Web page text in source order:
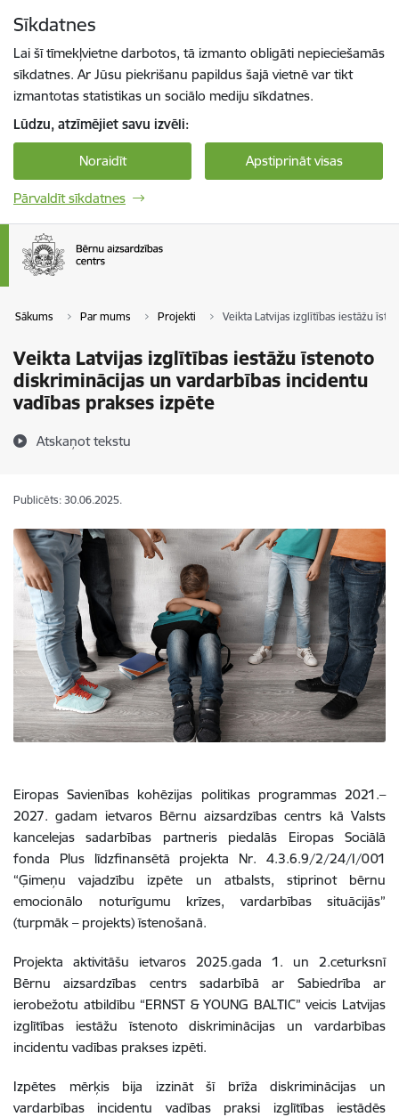
Sīkdatnes
Lai šī tīmekļvietne darbotos, tā izmanto obligāti nepieciešamās
sīkdatnes. Ar Jūsu piekrišanu papildus šajā vietnē var tikt
izmantotas statistikas un sociālo mediju sīkdatnes.
Lūdzu, atzīmējiet savu izvēli:
Noraidīt Apstiprināt visas
Pārvaldīt sīkdatnes
Sākums Par mums Projekti Veikta Latvijas izglītības iestāžu
Veikta Latvijas izglītības iestāžu īstenoto
diskriminācijas un vardarbības incidentu
vadības prakses izpēte
Atskaņot tekstu
Publicēts: 30.06.2025.
Eiropas Savienības kohēzijas politikas programmas 2021.–
2027. gadam ietvaros Bērnu aizsardzības centrs kā Valsts
kancelejas sadarbības partneris piedalās Eiropas Sociālā
fonda Plus līdzfinansētā projekta Nr. 4.3.6.9/2/24/I/001
“Ģimeņu vajadzību izpēte un atbalsts, stiprinot bērnu
emocionālo noturīgumu krīzes, vardarbības situācijās”
(turpmāk – projekts) īstenošanā.
Projekta aktivitāšu ietvaros 2025.gada 1. un 2.ceturksnī
Bērnu aizsardzības centrs sadarbībā ar Sabiedrība ar
ierobežotu atbildību “ERNST & YOUNG BALTIC” veicis Latvijas
izglītības iestāžu īstenoto diskriminācijas un vardarbības
incidentu vadības prakses izpēti.
Izpētes mērķis bija izzināt šī brīža diskriminācijas un
vardarbības incidentu vadības praksi izglītības iestādēs